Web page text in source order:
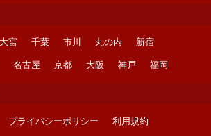
宮 千葉 市川 丸の内 新宿
名古屋 京都 大阪 神戸 福岡
プライバシーポリシー 利用規約